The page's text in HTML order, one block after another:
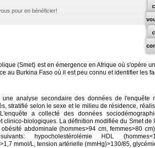
pour en bénéficier!
(Smet) est en émergence en Afrique où s'opère
au Burkina Faso où il est peu connu et identifier les
une analyse secondaire des données de l'enquête
stratifié selon le sexe et le milieu de résidence,
a collecté des données
clinico-biologiques. La définition modifiée du Smet
abdominale (hommes>94 cm, femmes>80
hypocholestérolémie HDL
mmol/L, tension artérielle (mmHg)>130/85,